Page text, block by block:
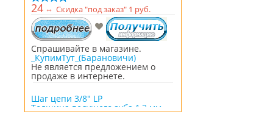
24 ⇔ Скидка "под заказ" 1 руб.
Спрашивайте в магазине.
_КупимТут_(Барановичи)
Не является предложением о
продаже в интернете.
Шаг цепи 3/8" LP
Толщина ведущего зуба 1,3 мм